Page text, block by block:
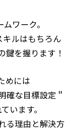
ワーク。
ルはもちろん
鍵を握ります！
めには
確な目標設定＂
います。
る理由と解決方